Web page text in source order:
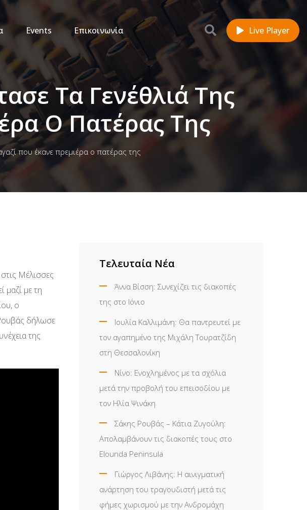
Events Επικοινωνία Live Player
Τα Γενέθλιά Της
Ο Πατέρας Της
που έκανε πρεμιέρα ο πατέρας της
Μέλισσες
μαζί με τη
ο
δήλωσε
της
Τελευταία Νέα
Άννα Βίσση: Συνεχίζει τις διακοπές
της στο Ιόνιο
Ιουλία Καλλιμάνη: Θα παντρευτεί με
τον αγαπημένο της Μιχάλη Τουρατζίδη
στη Θεσσαλονίκη
Νίνο: Ενοχλημένος με τα σχόλια
μετά την προβολή του επεισοδίου με
τον Ηλία Ψινάκη
Σάκης Ρουβάς – Κάτια Ζυγούλη:
Απολαμβάνουν τις διακοπές τους στο
Elounda Peninsula
Γιώργος Λιβάνης: Η αινιγματική
ανάρτηση του τραγουδιστή μετά τις
φήμες χωρισμού με την Ανδρομάχη